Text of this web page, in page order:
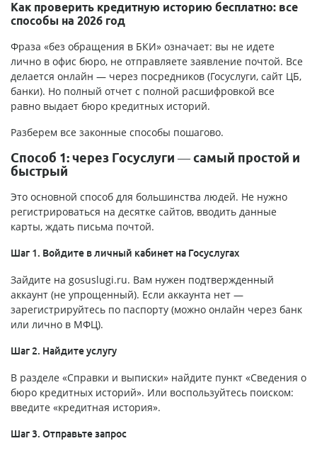
Как проверить кредитную историю бесплатно: все
способы на 2026 год
Фраза «без обращения в БКИ» означает: вы не идете
лично в офис бюро, не отправляете заявление почтой. Все
делается онлайн — через посредников (Госуслуги, сайт ЦБ,
банки). Но полный отчет с полной расшифровкой все
равно выдает бюро кредитных историй.
Разберем все законные способы пошагово.
Способ 1: через Госуслуги — самый простой и
быстрый
Это основной способ для большинства людей. Не нужно
регистрироваться на десятке сайтов, вводить данные
карты, ждать письма почтой.
Шаг 1. Войдите в личный кабинет на Госуслугах
Зайдите на gosuslugi.ru. Вам нужен подтвержденный
аккаунт (не упрощенный). Если аккаунта нет —
зарегистрируйтесь по паспорту (можно онлайн через банк
или лично в МФЦ).
Шаг 2. Найдите услугу
В разделе «Справки и выписки» найдите пункт «Сведения о
бюро кредитных историй». Или воспользуйтесь поиском:
введите «кредитная история».
Шаг 3. Отправьте запрос